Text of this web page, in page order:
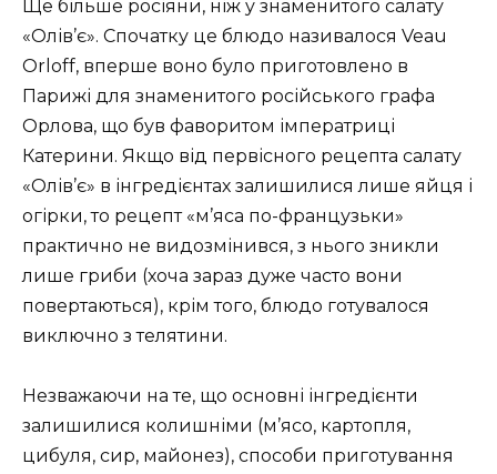
Ще більше росіяни, ніж у знаменитого салату
«Олів’є». Спочатку це блюдо називалося Veau
Orloff, вперше воно було приготовлено в
Парижі для знаменитого російського графа
Орлова, що був фаворитом імператриці
Катерини. Якщо від первісного рецепта салату
«Олів’є» в інгредієнтах залишилися лише яйця і
огірки, то рецепт «м’яса по-французьки»
практично не видозмінився, з нього зникли
лише гриби (хоча зараз дуже часто вони
повертаються), крім того, блюдо готувалося
виключно з телятини.
Незважаючи на те, що основні інгредієнти
залишилися колишніми (м’ясо, картопля,
цибуля, сир, майонез), способи приготування